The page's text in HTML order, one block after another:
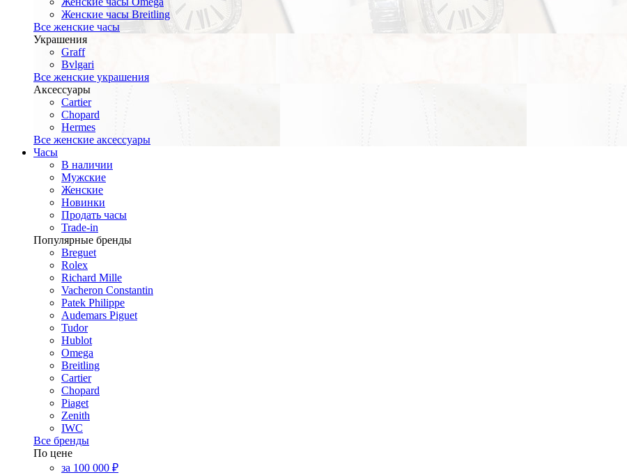
Женские часы Breitling
Все женские часы
Украшения
Graff
Bvlgari
Все женские украшения
Аксессуары
Cartier
Chopard
Hermes
Все женские аксессуары
Часы
В наличии
Мужские
Женские
Новинки
Продать часы
Trade-in
Популярные бренды
Breguet
Rolex
Richard Mille
Vacheron Constantin
Patek Philippe
Audemars Piguet
Tudor
Hublot
Omega
Breitling
Cartier
Chopard
Piaget
Zenith
IWC
Все бренды
По цене
за 100 000 ₽